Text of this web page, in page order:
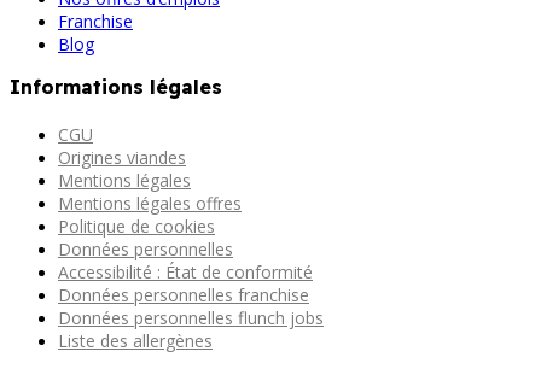
Franchise
Blog
Informations légales
CGU
Origines viandes
Mentions légales
Mentions légales offres
Politique de cookies
Données personnelles
Accessibilité : État de conformité
Données personnelles franchise
Données personnelles flunch jobs
Liste des allergènes